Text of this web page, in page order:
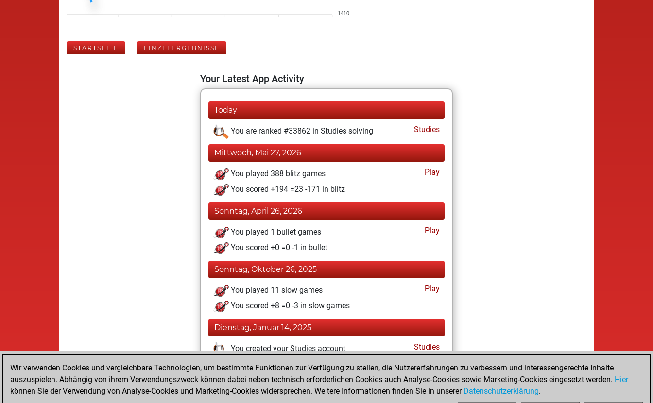
1410
STARTSEITE EINZELERGEBNISSE
Your Latest App Activity
Today
You are ranked #33862 in Studies solving Studies
Mittwoch, Mai 27, 2026
You played 388 blitz games
Play
You scored +194 =23 -171 in blitz
Sonntag, April 26, 2026
You played 1 bullet games
Play
You scored +0 =0 -1 in bullet
Sonntag, Oktober 26, 2025
You played 11 slow games
Play
You scored +8 =0 -3 in slow games
Dienstag, Januar 14, 2025
You created your Studies account Studies
Donnerstag, Oktober 10, 2024
You created your Fritz account Fritz
Wir verwenden Cookies und vergleichbare Technologien, um bestimmte Funktionen zur Verfügung zu stellen, die Nutzererfahrungen zu verbessern und interessengerechte Inhalte
auszuspielen. Abhängig von ihrem Verwendungszweck können dabei neben technisch erforderlichen Cookies auch Analyse-Cookies sowie Marketing-Cookies eingesetzt werden. Hier
können Sie der Verwendung von Analyse-Cookies und Marketing-Cookies widersprechen. Weitere Informationen finden Sie in unserer Datenschutzerklärung.